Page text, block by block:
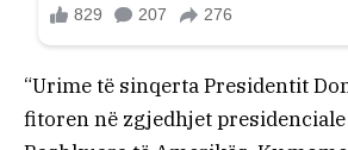
“Urime të sinqerta Presidentit
fitoren në zgjedhjet presidenciale